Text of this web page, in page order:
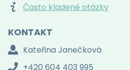
Často kladené otázky
KONTAKT
Kateřina Janečková
+420 604 403 995